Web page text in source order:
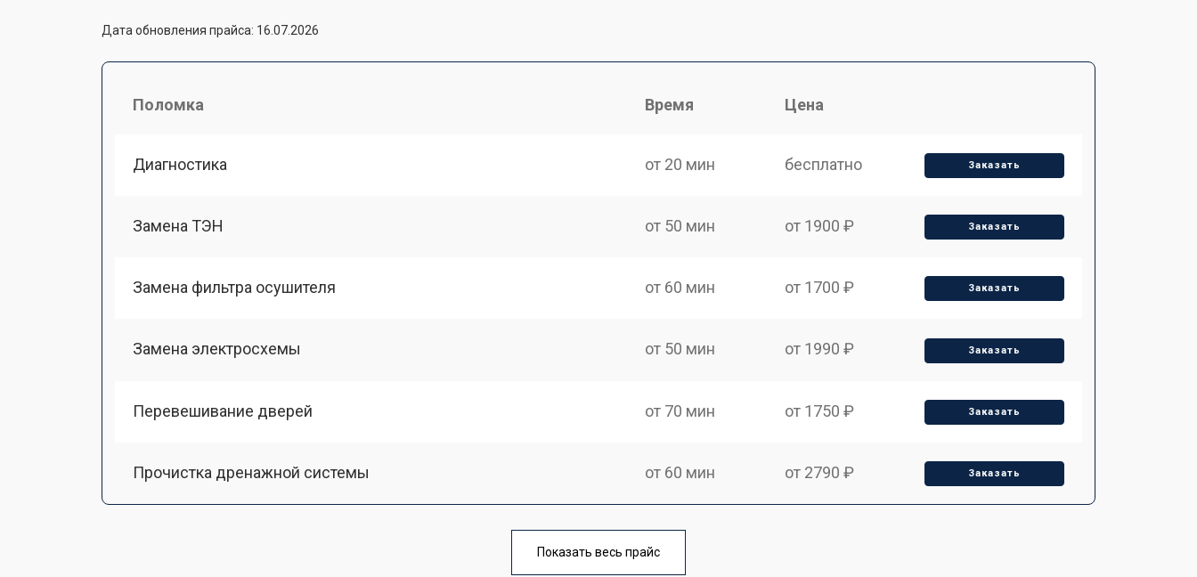
Дата обновления прайса: 16.07.2026
Поломка Время Цена
Диагностика от 20 мин бесплатно Заказать
Замена ТЭН от 50 мин от 1900 ₽ Заказать
Замена фильтра осушителя от 60 мин от 1700 ₽ Заказать
Замена электросхемы от 50 мин от 1990 ₽ Заказать
Перевешивание дверей от 70 мин от 1750 ₽ Заказать
Прочистка дренажной системы от 60 мин от 2790 ₽ Заказать
от 60 мин
Показать весь прайс